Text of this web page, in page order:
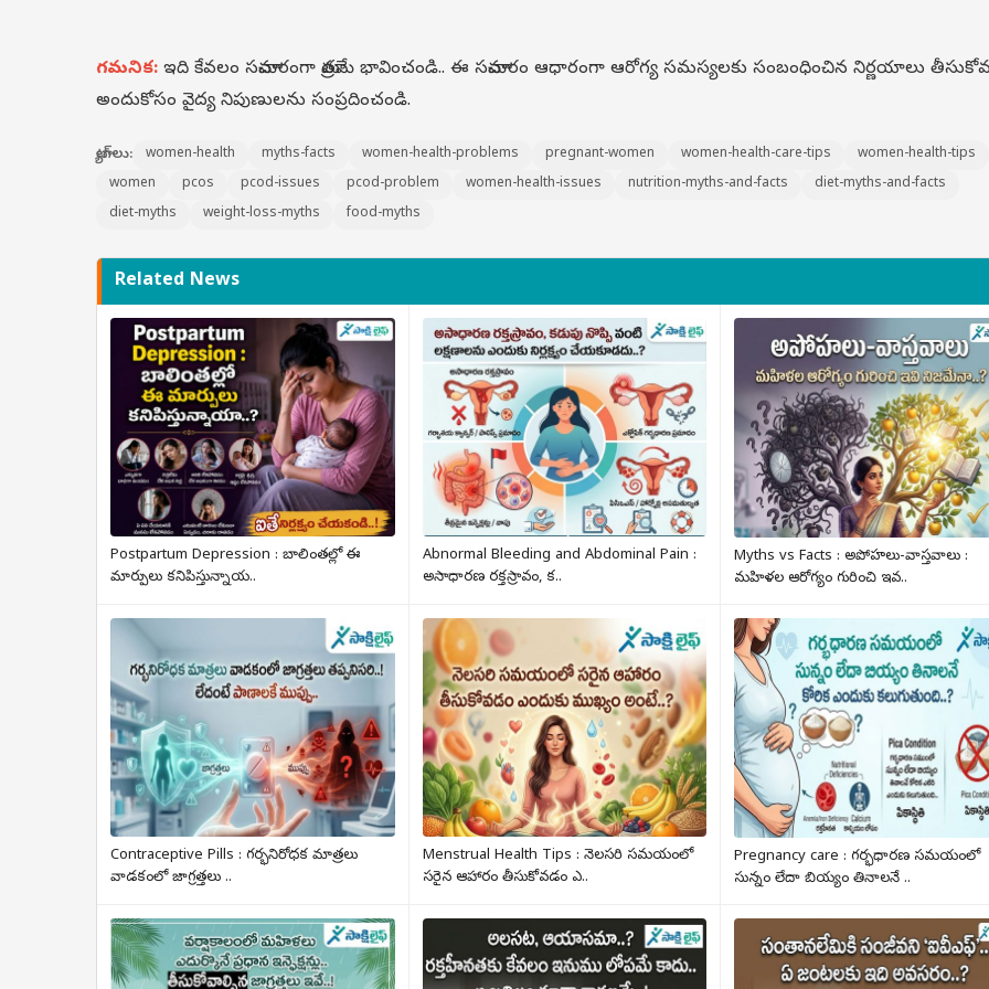
గమనిక: ఇది కేవలం సమాచారంగా మాత్రమే భావించండి.. ఈ సమాచారం ఆధారంగా ఆరోగ్య సమస్యలకు సంబంధించిన నిర్ణయాలు
అందుకోసం వైద్య నిపుణులను సంప్రదించండి.
ట్యాగ్‌లు: women-health myths-facts women-health-problems pregnant-women women-health-care-tips
women-health-tips
women
pcos pcod-issues pcod-problem women-health-issues nutrition-myths-and-facts
diet-myths-and-facts
diet-myths
weight-loss-myths food-myths
Related News
Postpartum Depression : బాలింతల్లో ఈ
మార్పులు కనిపిస్తున్నాయ..
Abnormal Bleeding and Abdominal Pain :
అసాధారణ రక్తస్రావం, క..
Myths vs Facts : అపోహలు-వాస్తవాలు :
మహిళల ఆరోగ్యం గురించి ఇవ..
Contraceptive Pills : గర్భనిరోధక మాత్రలు
వాడకంలో జాగ్రత్తలు ..
Menstrual Health Tips : నెలసరి సమయంలో
సరైన ఆహారం తీసుకోవడం ఎ..
Pregnancy care : గర్భధారణ సమయంలో
సున్నం లేదా బియ్యం తినాలనే ..